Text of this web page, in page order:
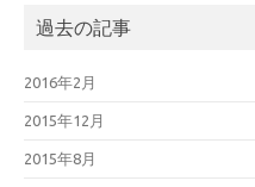
過去の記事
2016年2月
2015年12月
2015年8月